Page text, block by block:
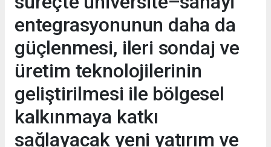
entegrasyonunun daha da
güçlenmesi, ileri sondaj ve
üretim teknolojilerinin
geliştirilmesi ile bölgesel
kalkınmaya katkı
sağlayacak yeni yatırım ve